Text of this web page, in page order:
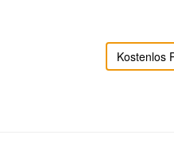
Kostenlos